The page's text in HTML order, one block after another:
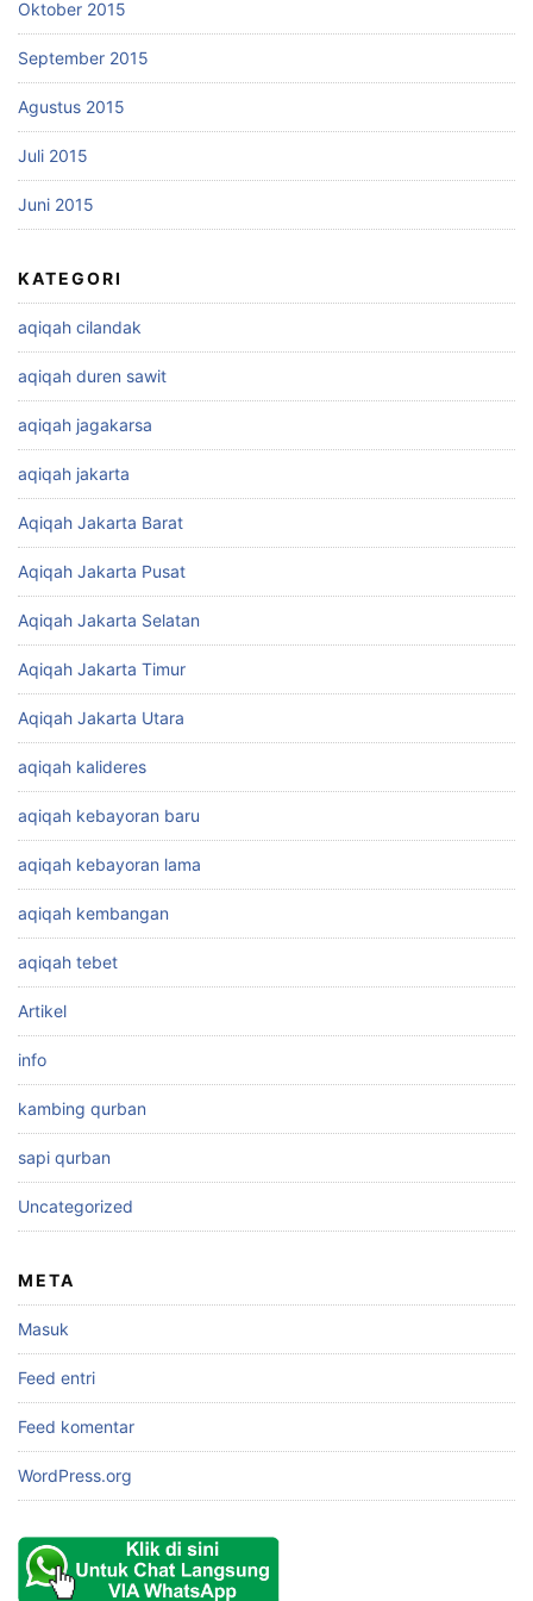
Oktober 2015
September 2015
Agustus 2015
Juli 2015
Juni 2015
KATEGORI
aqiqah cilandak
aqiqah duren sawit
aqiqah jagakarsa
aqiqah jakarta
Aqiqah Jakarta Barat
Aqiqah Jakarta Pusat
Aqiqah Jakarta Selatan
Aqiqah Jakarta Timur
Aqiqah Jakarta Utara
aqiqah kalideres
aqiqah kebayoran baru
aqiqah kebayoran lama
aqiqah kembangan
aqiqah tebet
Artikel
info
kambing qurban
sapi qurban
Uncategorized
META
Masuk
Feed entri
Feed komentar
WordPress.org